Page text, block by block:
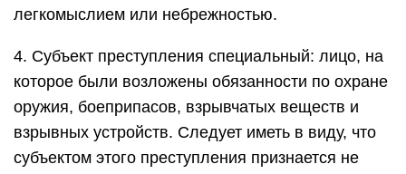
легкомыслием или небрежностью.
4. Субъект преступления специальный: лицо, на
которое были возложены обязанности по охране
оружия, боеприпасов, взрывчатых веществ и
взрывных устройств. Следует иметь в виду, что
субъектом этого преступления признается не